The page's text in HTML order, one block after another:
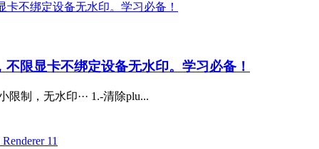
限显卡不绑定设备无水印。学习必备！
制，无水印··· 1.-清除plu...